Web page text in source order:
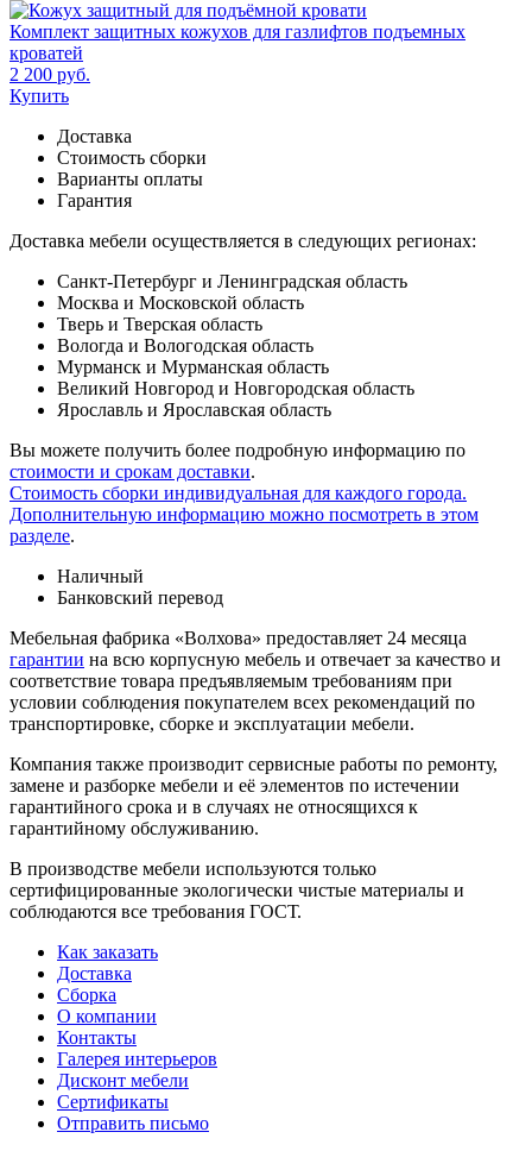
Комплект защитных кожухов для газлифтов подъемных
кроватей
2 200 руб.
Купить
Доставка
Стоимость сборки
Варианты оплаты
Гарантия
Доставка мебели осуществляется в следующих регионах:
Санкт-Петербург и Ленинградская область
Москва и Московской область
Тверь и Тверская область
Вологда и Вологодская область
Мурманск и Мурманская область
Великий Новгород и Новгородская область
Ярославль и Ярославская область
Вы можете получить более подробную информацию по
стоимости и срокам доставки.
Стоимость сборки индивидуальная для каждого города.
Дополнительную информацию можно посмотреть в этом
разделе.
Наличный
Банковский перевод
Мебельная фабрика «Волхова» предоставляет 24 месяца
гарантии на всю корпусную мебель и отвечает за качество и
соответствие товара предъяв­ляе­мым требованиям при
условии соблюдения покупателем всех рекомендаций по
транспорти­ровке, сборке и эксплуатации мебели.
Компания также производит сервисные работы по ремонту,
замене и разборке мебели и её элементов по истечении
гарантийного срока и в случаях не относящихся к
гарантийному обслуживанию.
В производстве мебели используются только
сертифицированные экологически чистые материалы и
соблюдаются все требования ГОСТ.
Как заказать
Доставка
Сборка
О компании
Контакты
Галерея интерьеров
Дисконт мебели
Сертификаты
Отправить письмо